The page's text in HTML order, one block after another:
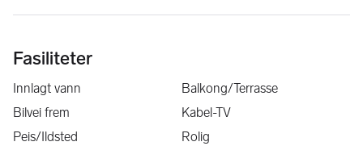
Fasiliteter
Innlagt vann
Balkong/Terrasse
Bilvei frem
Kabel-TV
Peis/Ildsted
Rolig